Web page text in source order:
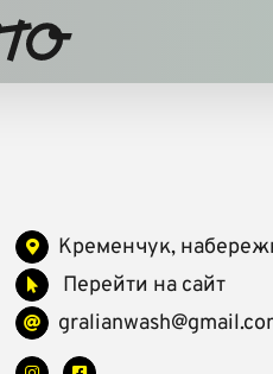
Кременчук,
Перейти на сайт